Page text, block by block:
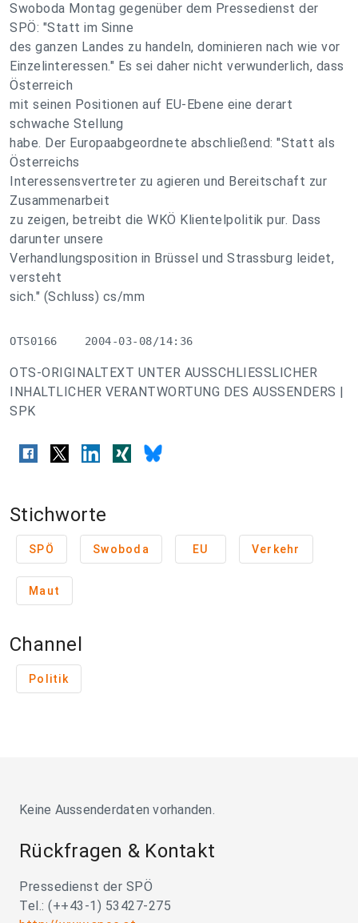
Swoboda Montag gegenüber dem Pressedienst der
SPÖ: "Statt im Sinne
des ganzen Landes zu handeln, dominieren nach wie vor
Einzelinteressen." Es sei daher nicht verwunderlich, dass
Österreich
mit seinen Positionen auf EU-Ebene eine derart
schwache Stellung
habe. Der Europaabgeordnete abschließend: "Statt als
Österreichs
Interessensvertreter zu agieren und Bereitschaft zur
Zusammenarbeit
zu zeigen, betreibt die WKÖ Klientelpolitik pur. Dass
darunter unsere
Verhandlungsposition in Brüssel und Strassburg leidet,
versteht
sich." (Schluss) cs/mm
OTS0166    2004-03-08/14:36
OTS-ORIGINALTEXT UNTER AUSSCHLIESSLICHER
INHALTLICHER VERANTWORTUNG DES AUSSENDERS |
SPK
Stichworte
SPÖ Swoboda EU Verkehr
Maut
Channel
Politik
Keine Aussenderdaten vorhanden.
Rückfragen & Kontakt
Pressedienst der SPÖ
Tel.: (++43-1) 53427-275